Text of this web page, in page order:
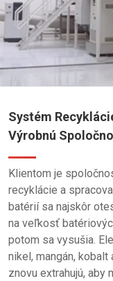
Systém
Výrobnú
Klientom je
recyklácie a
batérií sa najskôr
na veľkosť
potom sa vysušia.
nikel, mangán,
znovu extrahujú, aby